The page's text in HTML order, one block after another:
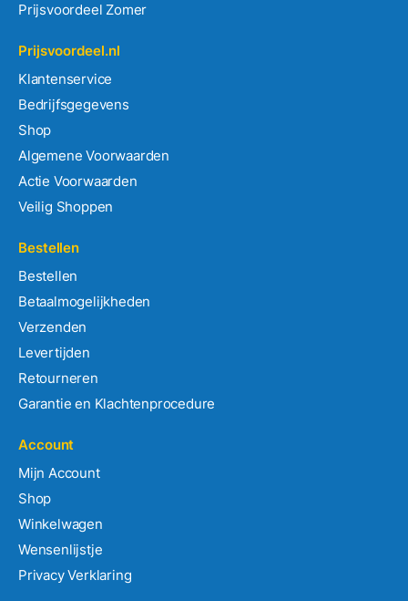
Prijsvoordeel Zomer
Prijsvoordeel.nl
Klantenservice
Bedrijfsgegevens
Shop
Algemene Voorwaarden
Actie Voorwaarden
Veilig Shoppen
Bestellen
Bestellen
Betaalmogelijkheden
Verzenden
Levertijden
Retourneren
Garantie en Klachtenprocedure
Account
Mijn Account
Shop
Winkelwagen
Wensenlijstje
Privacy Verklaring